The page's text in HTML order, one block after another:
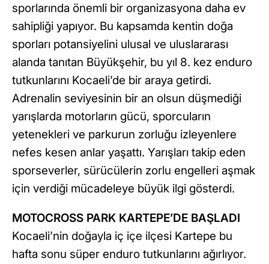
sporlarında önemli bir organizasyona daha ev
sahipliği yapıyor. Bu kapsamda kentin doğa
sporları potansiyelini ulusal ve uluslararası
alanda tanıtan Büyükşehir, bu yıl 8. kez enduro
tutkunlarını Kocaeli’de bir araya getirdi.
Adrenalin seviyesinin bir an olsun düşmediği
yarışlarda motorların gücü, sporcuların
yetenekleri ve parkurun zorluğu izleyenlere
nefes kesen anlar yaşattı. Yarışları takip eden
sporseverler, sürücülerin zorlu engelleri aşmak
için verdiği mücadeleye büyük ilgi gösterdi.
MOTOCROSS PARK KARTEPE’DE BAŞLADI
Kocaeli’nin doğayla iç içe ilçesi Kartepe bu
hafta sonu süper enduro tutkunlarını ağırlıyor.